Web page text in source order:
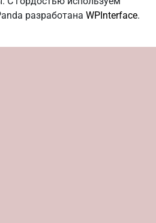
разработана WPInterface.